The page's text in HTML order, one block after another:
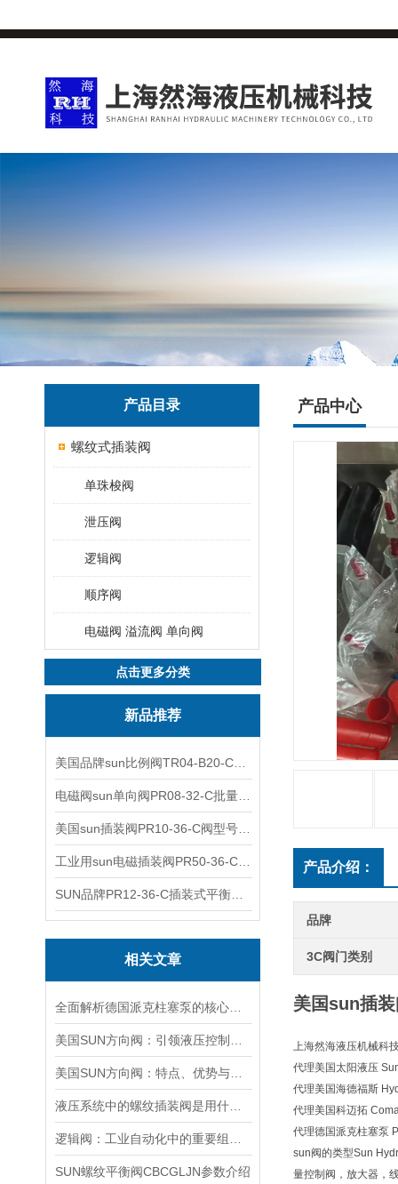
产品目录
螺纹式插装阀
单珠梭阀
泄压阀
逻辑阀
顺序阀
电磁阀 溢流阀 单向阀
点击更多分类
新品推荐
相关文章
SUN螺纹平衡阀CBCGLJN参数介绍
产品中心
产品介绍：
品牌
3C阀门类别
美国sun插
上海然海液压机械科
代理美国太阳液压
代理美国海德福斯
代理美国科迈拓
代理德国派克柱塞泵
sun阀的类型Sun
量控制阀，放大器，